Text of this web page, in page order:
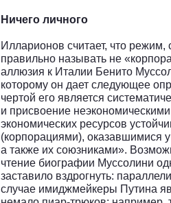
Ничего личного
Илларионов считает, что
правильно называть не
аллюзия к Италии Бенито
которому он дает следующее
чертой его является
и присвоение
экономических ресурсов
(корпорациями), оказавшимися
а также их союзниками».
чтение биографии Муссолини
заставило вздрогнуть:
случае имиджмейкеры Путина